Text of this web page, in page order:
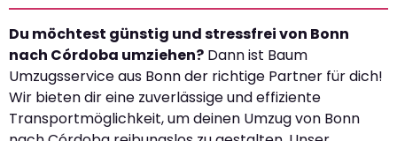
Du möchtest günstig und stressfrei von Bonn
nach Córdoba umziehen? Dann ist Baum
Umzugsservice aus Bonn der richtige Partner für dich!
Wir bieten dir eine zuverlässige und effiziente
Transportmöglichkeit, um deinen Umzug von Bonn